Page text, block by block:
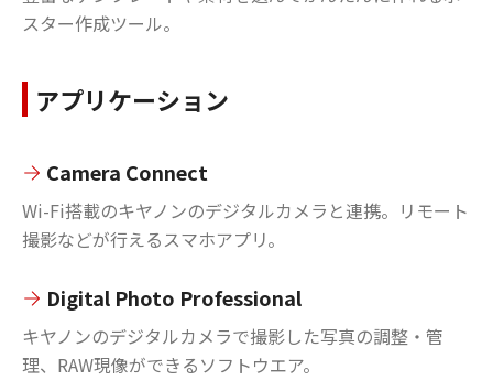
スター作成ツール。
アプリケーション
Camera Connect
Wi-Fi搭載のキヤノンのデジタルカメラと連携。リモート
撮影などが行えるスマホアプリ。
Digital Photo Professional
キヤノンのデジタルカメラで撮影した写真の調整・管
理、RAW現像ができるソフトウエア。